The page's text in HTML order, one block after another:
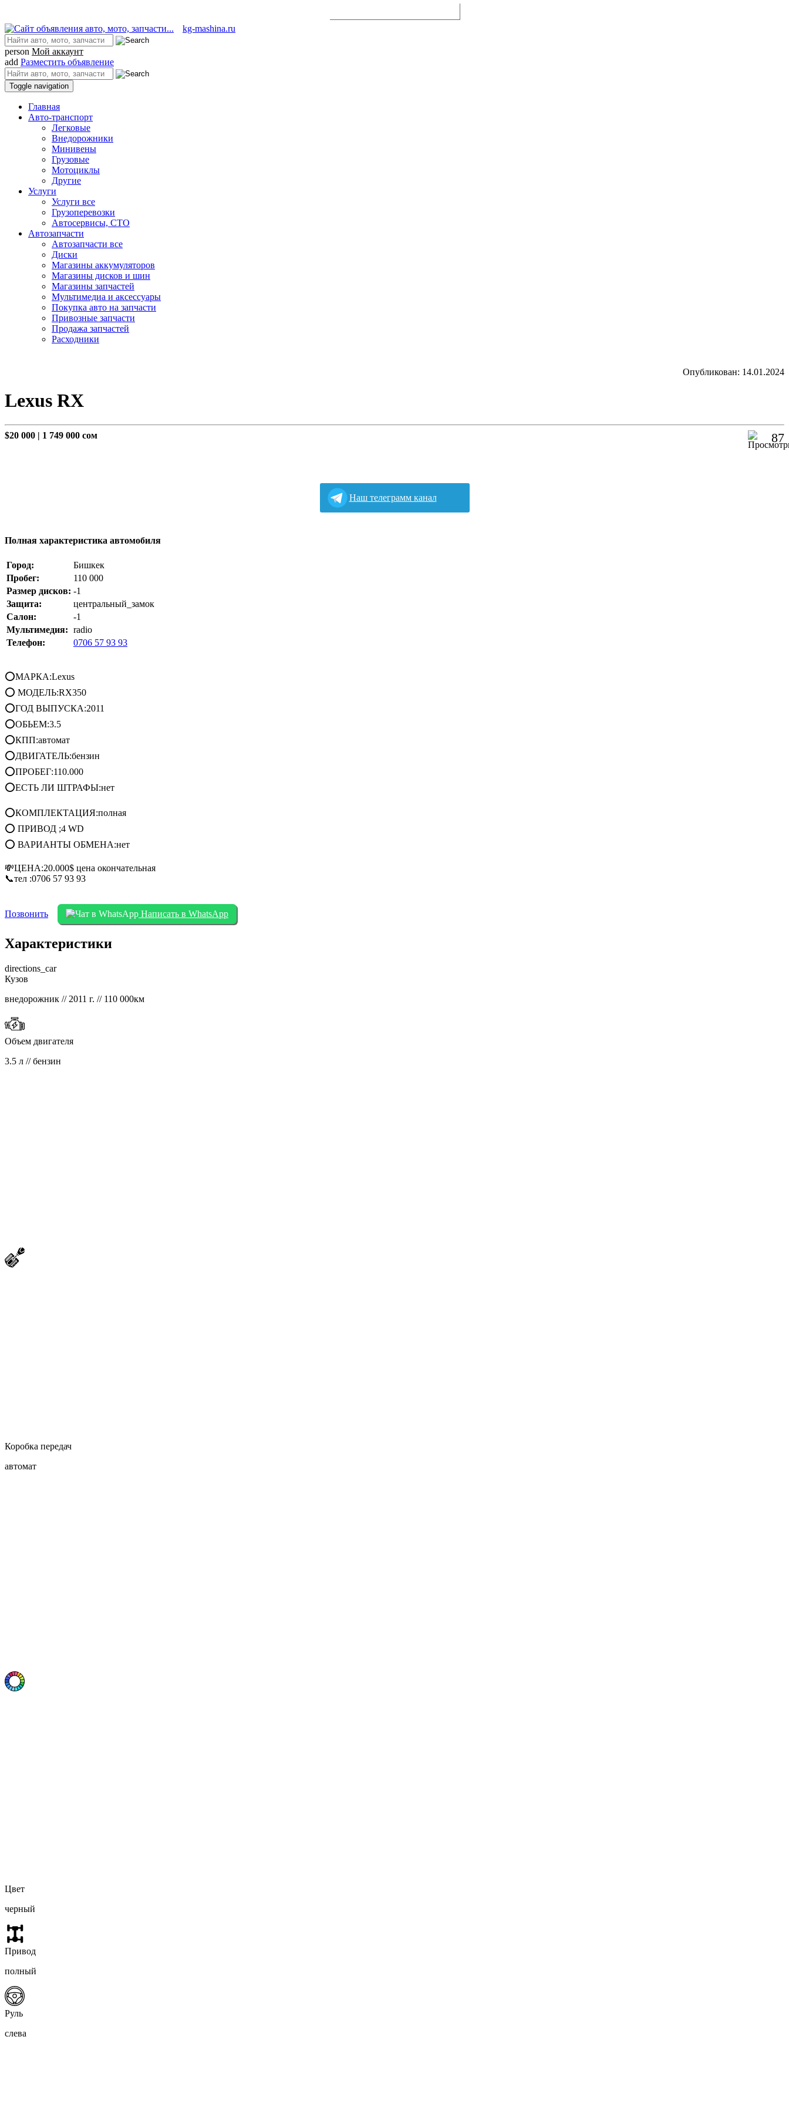
kg-mashina.ru
person Мой аккаунт
add Разместить объявление
Toggle navigation
Главная
Авто-транспорт
Легковые
Внедорожники
Минивены
Грузовые
Мотоциклы
Другие
Услуги
Услуги все
Грузоперевозки
Автосервисы, СТО
Автозапчасти
Автозапчасти все
Диски
Магазины аккумуляторов
Магазины дисков и шин
Магазины запчастей
Мультимедиа и аксессуары
Покупка авто на запчасти
Привозные запчасти
Продажа запчастей
Расходники
Опубликован: 14.01.2024
Lexus RX
$20 000 | 1 749 000 сом 87
Наш телеграмм канал
Полная характеристика автомобиля
Город:
Бишкек
Пробег:
110 000
Размер дисков: -1
Защита:
центральный_замок
Салон:
-1
Мультимедия: radio
Телефон:
0706 57 93 93
⭕МАРКА:Lexus
⭕ МОДЕЛЬ:RX350
⭕ГОД ВЫПУСКА:2011
⭕ОБЬЕМ:3.5
⭕КПП:автомат
⭕ДВИГАТЕЛЬ:бензин
⭕ПРОБЕГ:110.000
⭕ЕСТЬ ЛИ ШТРАФЫ:нет
⭕КОМПЛЕКТАЦИЯ:полная
⭕ ПРИВОД ;4 WD
⭕ ВАРИАНТЫ ОБМЕНА:нет
💸ЦЕНА:20.000$ цена окончательная
📞тел :0706 57 93 93
Позвонить Написать в WhatsApp
Характеристики
directions_car
Кузов
внедорожник // 2011 г. // 110 000км
Объем двигателя
3.5 л // бензин
Коробка передач
автомат
Цвет
черный
Привод
полный
Руль
слева